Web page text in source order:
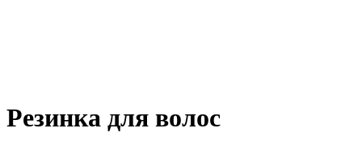
Резинка для волос